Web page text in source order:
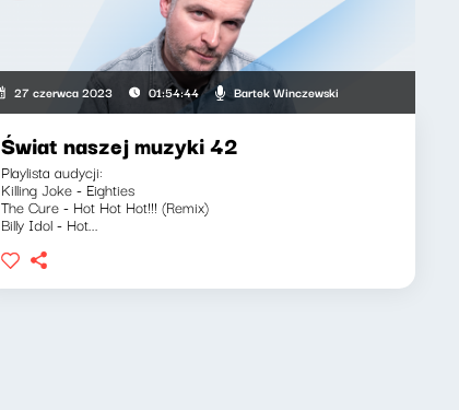
27 czerwca 2023 01:54:44 Bartek Winczewski
Świat naszej muzyki 42
Playlista audycji:
Killing Joke - Eighties
The Cure - Hot Hot Hot!!! (Remix)
Billy Idol - Hot...